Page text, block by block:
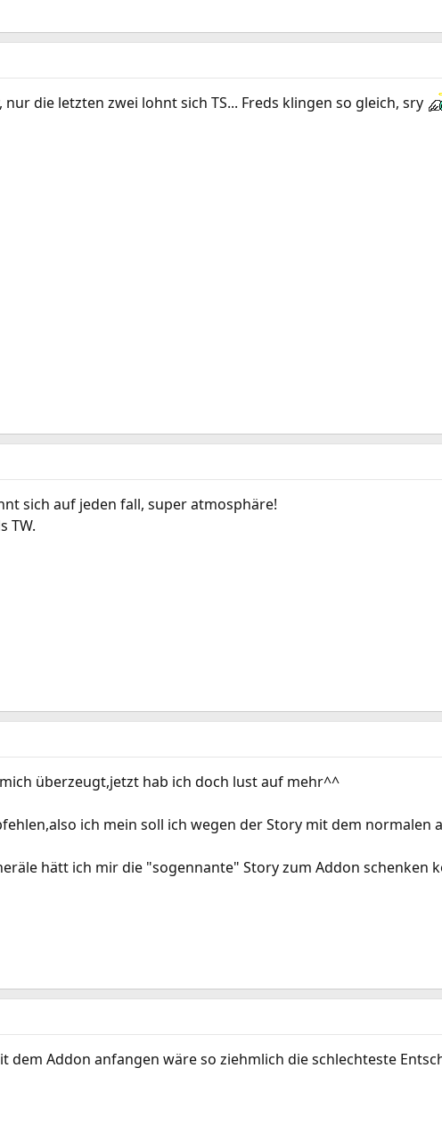
nur die letzten zwei lohnt sich TS... Freds klingen so gleich, sry
sich auf jeden fall, super atmosphäre!
TW.
überzeugt,jetzt hab ich doch lust auf mehr^^
ich mein soll ich wegen der Story mit dem normalen
hätt ich mir die "sogennante" Story zum Addon schenken
dem Addon anfangen wäre so ziehmlich die schlechteste